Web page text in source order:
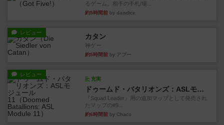
るゲーム。相手の手札/場...
約5時間前 by daisdice
レビュー カタン
神ゲー
約5時間前 by アプー
レビュー
充実
ドゥームド・バタリオンズ：ASLモジュール11
『Squad Leader』用の追加マップとして発売され
たマップの#9...
約6時間前 by Chaco